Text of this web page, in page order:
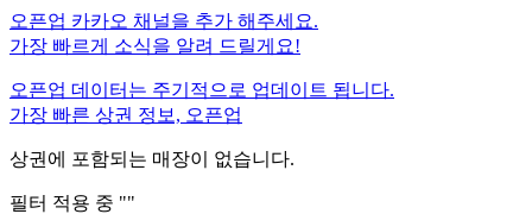
오픈업 카카오 채널을 추가 해주세요.
가장 빠르게 소식을 알려 드릴게요!
오픈업 데이터는 주기적으로 업데이트 됩니다.
가장 빠른 상권 정보, 오픈업
상권에 포함되는 매장이 없습니다.
필터 적용 중 ""